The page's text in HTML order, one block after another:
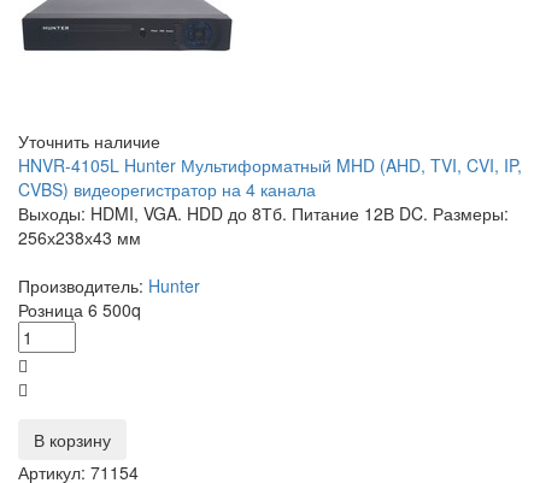
Уточнить наличие
HNVR-4105L Hunter Мультиформатный MHD (AHD, TVI, CVI, IP,
CVBS) видеорегистратор на 4 канала
Выходы: HDMI, VGA. HDD до 8Тб. Питание 12В DC. Размеры:
256х238х43 мм
Производитель: Hunter
Розница 6 500q
В корзину
Артикул: 71154